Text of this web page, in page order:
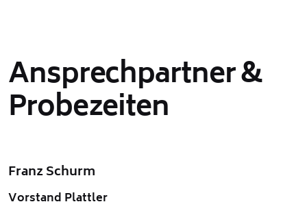
Ansprechpartner &
Probezeiten
Franz Schurm
Vorstand Plattler